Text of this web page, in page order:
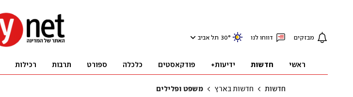
מבזקים דווחו לנו 30° תל אביב
ראשי חדשות ידיעות+ פודקאסטים כלכלה ספורט תרבות רכילות
חדשות חדשות בארץ משפט ופלילים